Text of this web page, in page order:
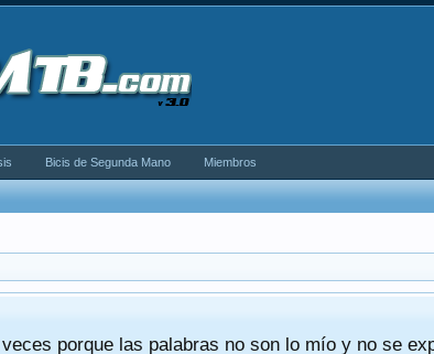
porque las palabras no son lo mío y no se
Bicis de Segunda Mano Miembros